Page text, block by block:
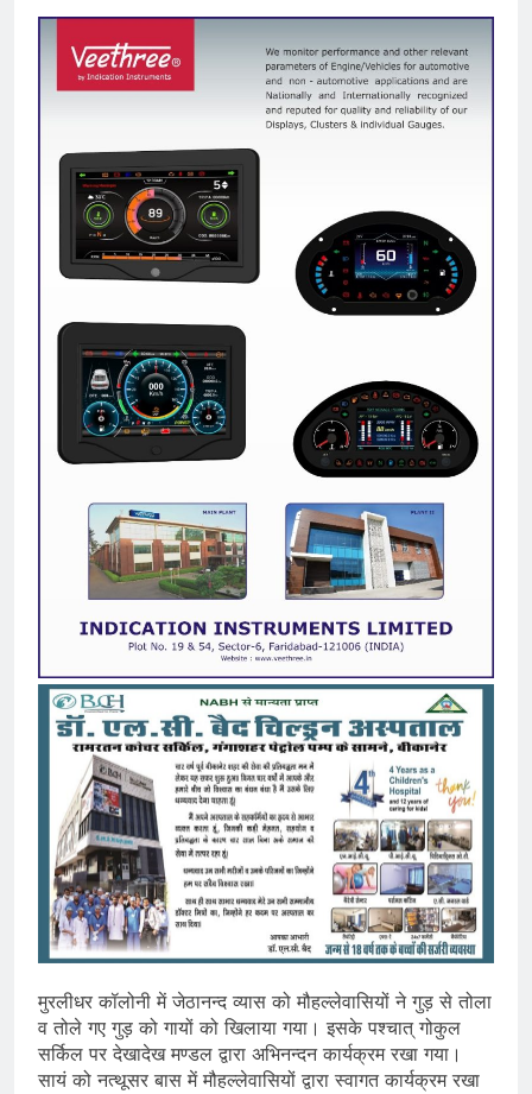
मुरलीधर कॉलोनी में जेठानन्द व्यास को मौहल्लेवासियों ने गुड़ से तोला
व तोले गए गुड़ को गायों को खिलाया गया। इसके पश्चात् गोकुल
सर्किल पर देखादेख मण्डल द्वारा अभिनन्दन कार्यक्रम रखा गया।
सायं को नत्थूसर बास में मौहल्लेवासियों द्वारा स्वागत कार्यक्रम रखा